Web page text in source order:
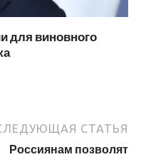
для виновного
СТАТЬЯ
Россиянам позволят